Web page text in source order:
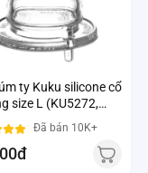
ty Kuku silicone cổ
size L (KU5272,
Đã bán 10K+